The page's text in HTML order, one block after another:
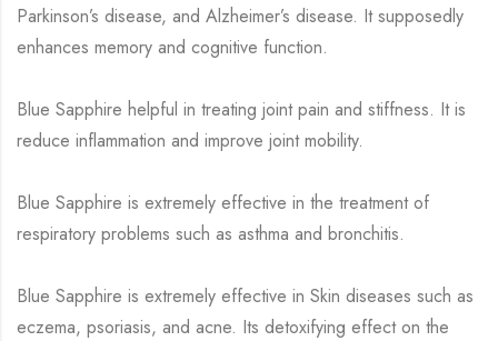
Parkinson’s disease, and Alzheimer’s disease. It supposedly
enhances memory and cognitive function.
Blue Sapphire helpful in treating joint pain and stiffness. It is
reduce inflammation and improve joint mobility.
Blue Sapphire is extremely effective in the treatment of
respiratory problems such as asthma and bronchitis.
Blue Sapphire is extremely effective in Skin diseases such as
eczema, psoriasis, and acne. Its detoxifying effect on the